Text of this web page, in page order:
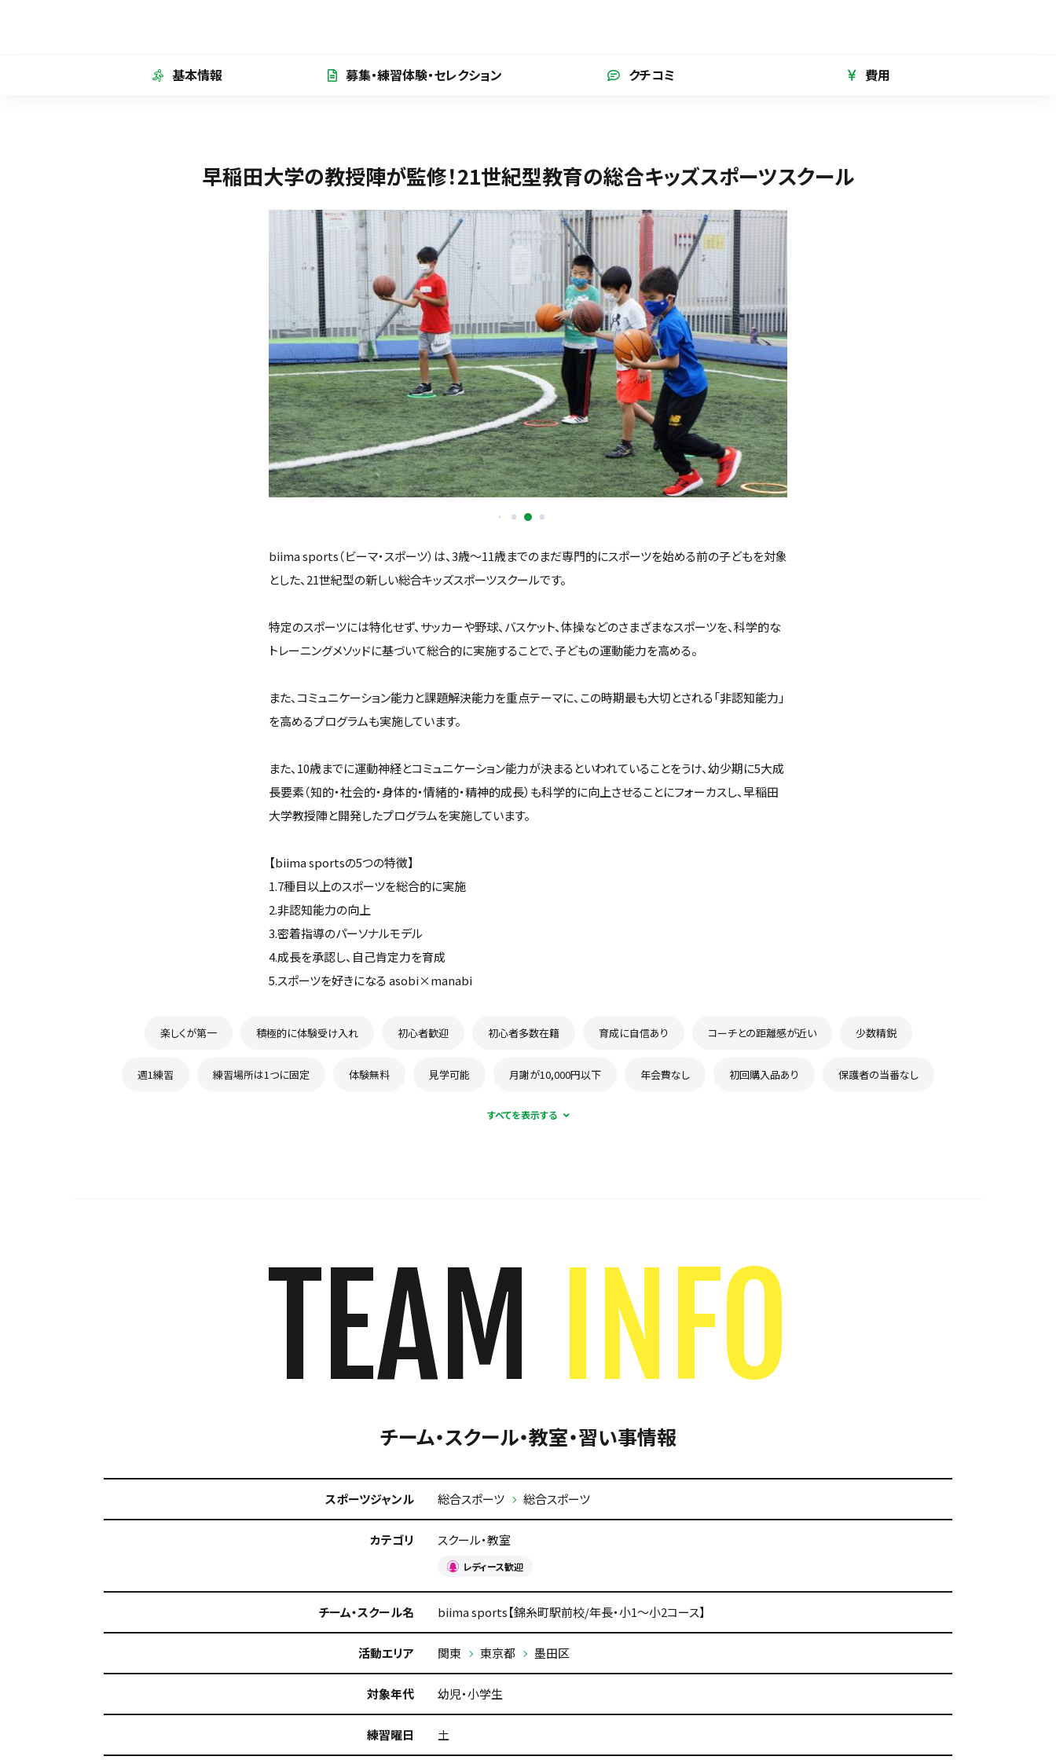
基本情報 募集・練習体験・セレクション クチコミ 費用
早稲田大学の教授陣が監修！21世紀型教育の総合キッズスポーツスクール
biima sports（ビーマ・スポーツ）は、3歳〜11歳までのまだ専門的にスポーツを始める前の子どもを対象
とした、21世紀型の新しい総合キッズスポーツスクールです。
特定のスポーツには特化せず、サッカーや野球、バスケット、体操などのさまざまなスポーツを、科学的な
トレーニングメソッドに基づいて総合的に実施することで、子どもの運動能力を高める。
また、コミュニケーション能力と課題解決能力を重点テーマに、この時期最も大切とされる「非認知能力」
を高めるプログラムも実施しています。
また、10歳までに運動神経とコミュニケーション能力が決まるといわれていることをうけ、幼少期に5大成
長要素（知的・社会的・身体的・情緒的・精神的成長）も科学的に向上させることにフォーカスし、早稲田
大学教授陣と開発したプログラムを実施しています。
【biima sportsの5つの特徴】
1.7種目以上のスポーツを総合的に実施
2.非認知能力の向上
3.密着指導のパーソナルモデル
4.成長を承認し、自己肯定力を育成
5.スポーツを好きになる asobi×manabi
楽しくが第一 積極的に体験受け入れ 初心者歓迎 初心者多数在籍 育成に自信あり コーチとの距離感が近い 少数精鋭
週1練習 練習場所は1つに固定 体験無料 見学可能 月謝が10,000円以下 年会費なし 初回購入品あり 保護者の当番なし
TEAM INFO
チーム・スクール・教室・習い事情報
スポーツジャンル 総合スポーツ 総合スポーツ
カテゴリ スクール・教室
レディース歓迎
チーム・スクール名 biima sports【錦糸町駅前校/年長・小1～小2コース】
活動エリア 関東 東京都 墨田区
対象年代 幼児・小学生
練習曜日 土